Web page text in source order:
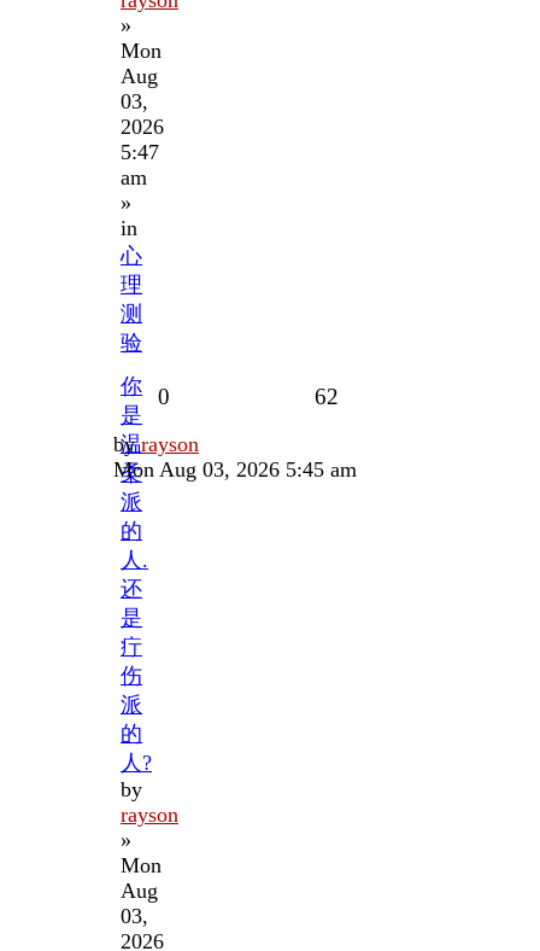
»
Mon
Aug
03,
2026
5:47
am
»
in
心
理
测
验
你
是
温
柔
派
的
人.
还
是
疔
伤
派
的
人?
by
rayson
»
Mon
Aug
03,
2026
0 62
Last
post
byrayson
Mon Aug 03, 2026 5:45 am